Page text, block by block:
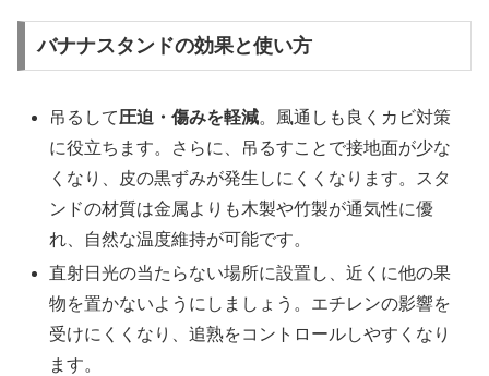
バナナスタンドの効果と使い方
吊るして圧迫・傷みを軽減。風通しも良くカビ対策
に役立ちます。さらに、吊るすことで接地面が少な
くなり、皮の黒ずみが発生しにくくなります。スタ
ンドの材質は金属よりも木製や竹製が通気性に優
れ、自然な温度維持が可能です。
直射日光の当たらない場所に設置し、近くに他の果
物を置かないようにしましょう。エチレンの影響を
受けにくくなり、追熟をコントロールしやすくなり
ます。